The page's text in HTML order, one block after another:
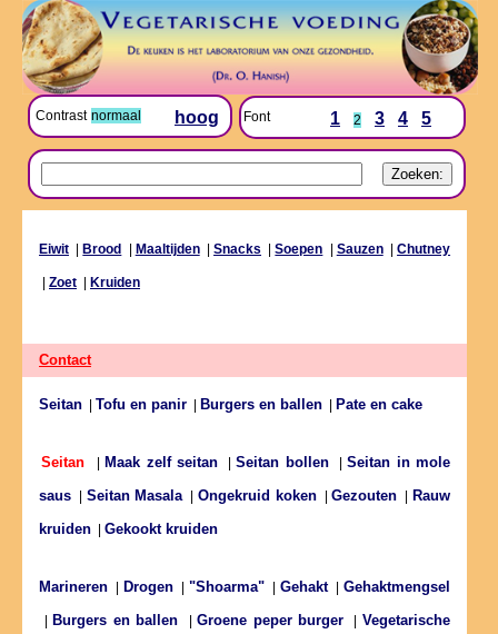
Contrast normaal hoog Font 1 2 3 4 5
Eiwit Brood Maaltijden|Snacks |Soepen Sauzen|Chutney
Zoet Kruiden
Contact
Seitan Tofu en panir Burgers en ballen Pate en cake
Seitan Maak zelf seitan |Seitan bollen|Seitan in mole
saus
Seitan Masala|Ongekruid koken|Gezouten
Rauw
kruiden
Gekookt kruiden
Marineren Drogen "Shoarma" Gehakt|Gehaktmengsel
Burgers en ballen |Groene peper burger |Vegetarische